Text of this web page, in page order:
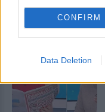
CONFIRM
Data Deletion